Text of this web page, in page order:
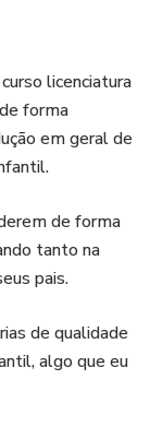
licenciatura
forma
em geral de
de forma
tanto na
pais.
de qualidade
algo que eu